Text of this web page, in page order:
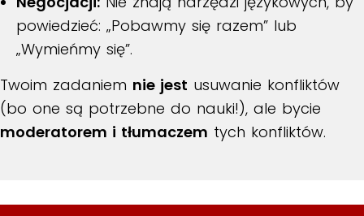
powiedzieć: „Pobawmy się razem” lub
„Wymieńmy się”.
Twoim zadaniem nie jest usuwanie konfliktów
(bo one są potrzebne do nauki!), ale bycie
moderatorem i tłumaczem tych konfliktów.